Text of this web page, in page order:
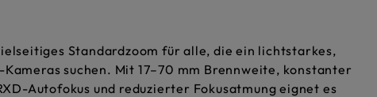
Standardzoom für alle, die ein lichtstarkes,
suchen. Mit 17–70 mm Brennweite, konstanter
Autofokus und reduzierter Fokusatmung eignet es